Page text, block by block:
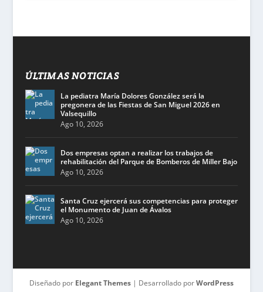
ÚLTIMAS NOTICIAS
La pediatra María Dolores González será la
pregonera de las Fiestas de San Miguel 2026 en
Valsequillo
Ago 10, 2026
Dos empresas optan a realizar los trabajos de
rehabilitación del Parque de Bomberos de Miller Bajo
Ago 10, 2026
Santa Cruz ejercerá sus competencias para proteger
el Monumento de Juan de Ávalos
Ago 10, 2026
Diseñado por Elegant Themes| Desarrollado porWordPress